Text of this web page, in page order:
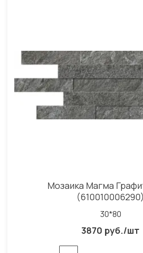
Мозаика Магма
(610010006290)
30*80
3870 руб./шт